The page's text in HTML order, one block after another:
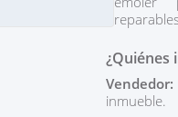
¿Quiénes
Vendedor:
inmueble.